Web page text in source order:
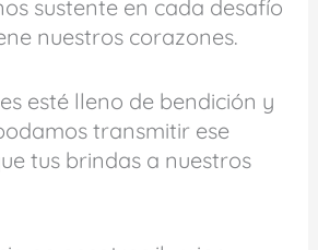
sustente en cada desafío
nuestros corazones.
esté lleno de bendición y
transmitir ese
tus brindas a nuestros